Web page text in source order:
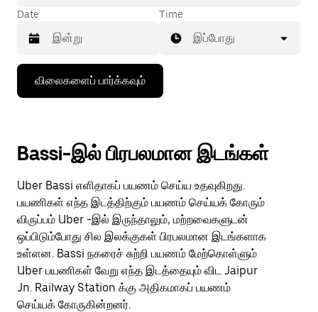
Date
கீழ்நோக்கிய
அம்புக்குறியை
அழுத்தி
தேர்ந்தெடுக்கவும்.
நாட்காட்டியை
எஸ்கேப்
பொத்தான்
அழுத்தவும்.
Time
இப்போது
விலைகளைப் பார்க்கவும்
Bassi-இல் பிரபலமான இடங்கள்
Uber Bassi எளிதாகப் பயணம் செய்ய உதவுகிறது.
பயணிகள் எந்த இடத்திற்கும் பயணம் செய்யக் கோரும்
விருப்பம் Uber -இல் இருந்தாலும், மற்றவைகளுடன்
ஒப்பிடும்போது சில இலக்குகள் பிரபலமான இடங்களாக
உள்ளன. Bassi நகரைச் சுற்றி பயணம் மேற்கொள்ளும்
Uber பயணிகள் வேறு எந்த இடத்தையும் விட Jaipur
Jn. Railway Station க்கு அதிகமாகப் பயணம்
செய்யக் கோருகின்றனர்.